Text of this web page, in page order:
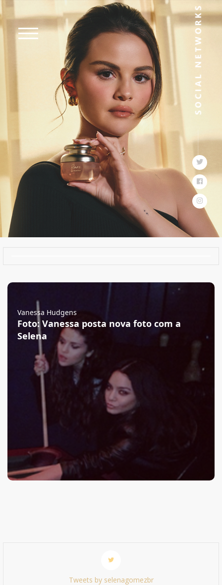
Vanessa Hudgens
Foto: Vanessa posta nova foto com a
Selena
Tweets by selenagomezbr